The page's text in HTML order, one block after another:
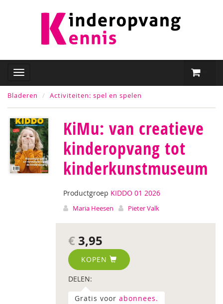
Bladeren Activiteiten: spel en spelen
KiMu: van creatieve
kinderopvang tot
kinderkunstmuseum
Productgroep KIDDO 01 2026
Maria Heesen Pieter Valk
€ 3,95
KOPEN
DELEN:
Gratis voor abonnees.